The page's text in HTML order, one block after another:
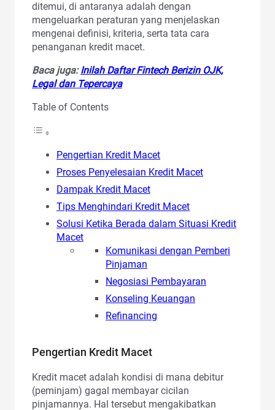
ditemui, di antaranya adalah dengan
mengeluarkan peraturan yang menjelaskan
mengenai definisi, kriteria, serta tata cara
penanganan kredit macet.
Baca juga:Inilah Daftar Fintech Berizin OJK,
Legal dan Tepercaya
Table of Contents
Pengertian Kredit Macet
Proses Penyelesaian Kredit Macet
Dampak Kredit Macet
Tips Menghindari Kredit Macet
Solusi Ketika Berada dalam Situasi Kredit
Macet
Komunikasi dengan Pemberi
Pinjaman
Negosiasi Pembayaran
Konseling Keuangan
Refinancing
Pengertian Kredit Macet
Kredit macet adalah kondisi di mana debitur
(peminjam) gagal membayar cicilan
pinjamannya. Hal tersebut mengakibatkan